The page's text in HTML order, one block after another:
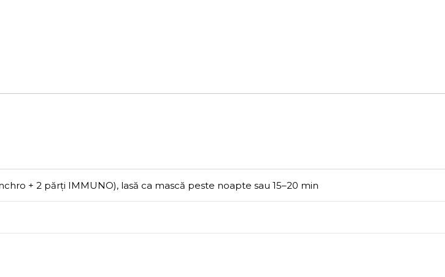
+ 2 părți IMMUNO), lasă ca mască peste noapte sau 15–20 min